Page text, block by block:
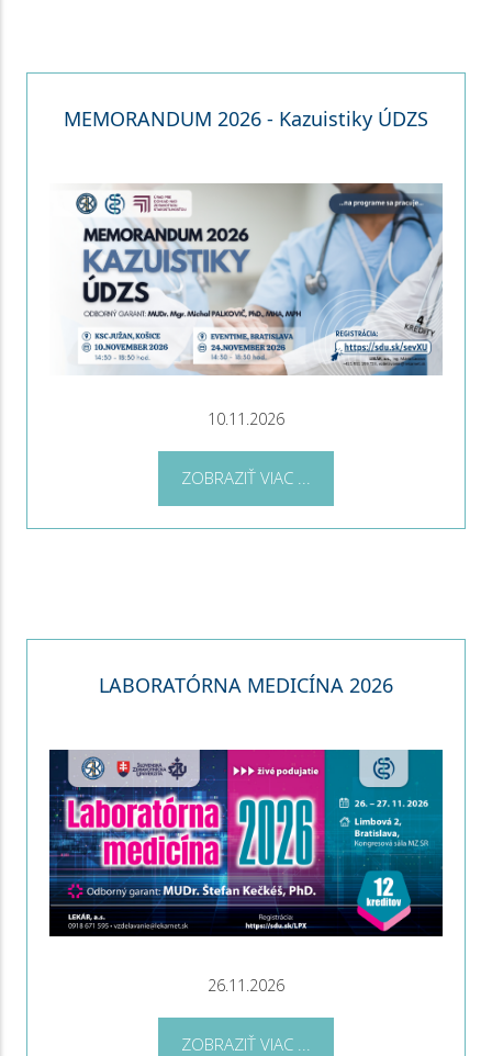
MEMORANDUM 2026 - Kazuistiky ÚDZS
10.11.2026
ZOBRAZIŤ VIAC ...
LABORATÓRNA MEDICÍNA 2026
26.11.2026
ZOBRAZIŤ VIAC ...